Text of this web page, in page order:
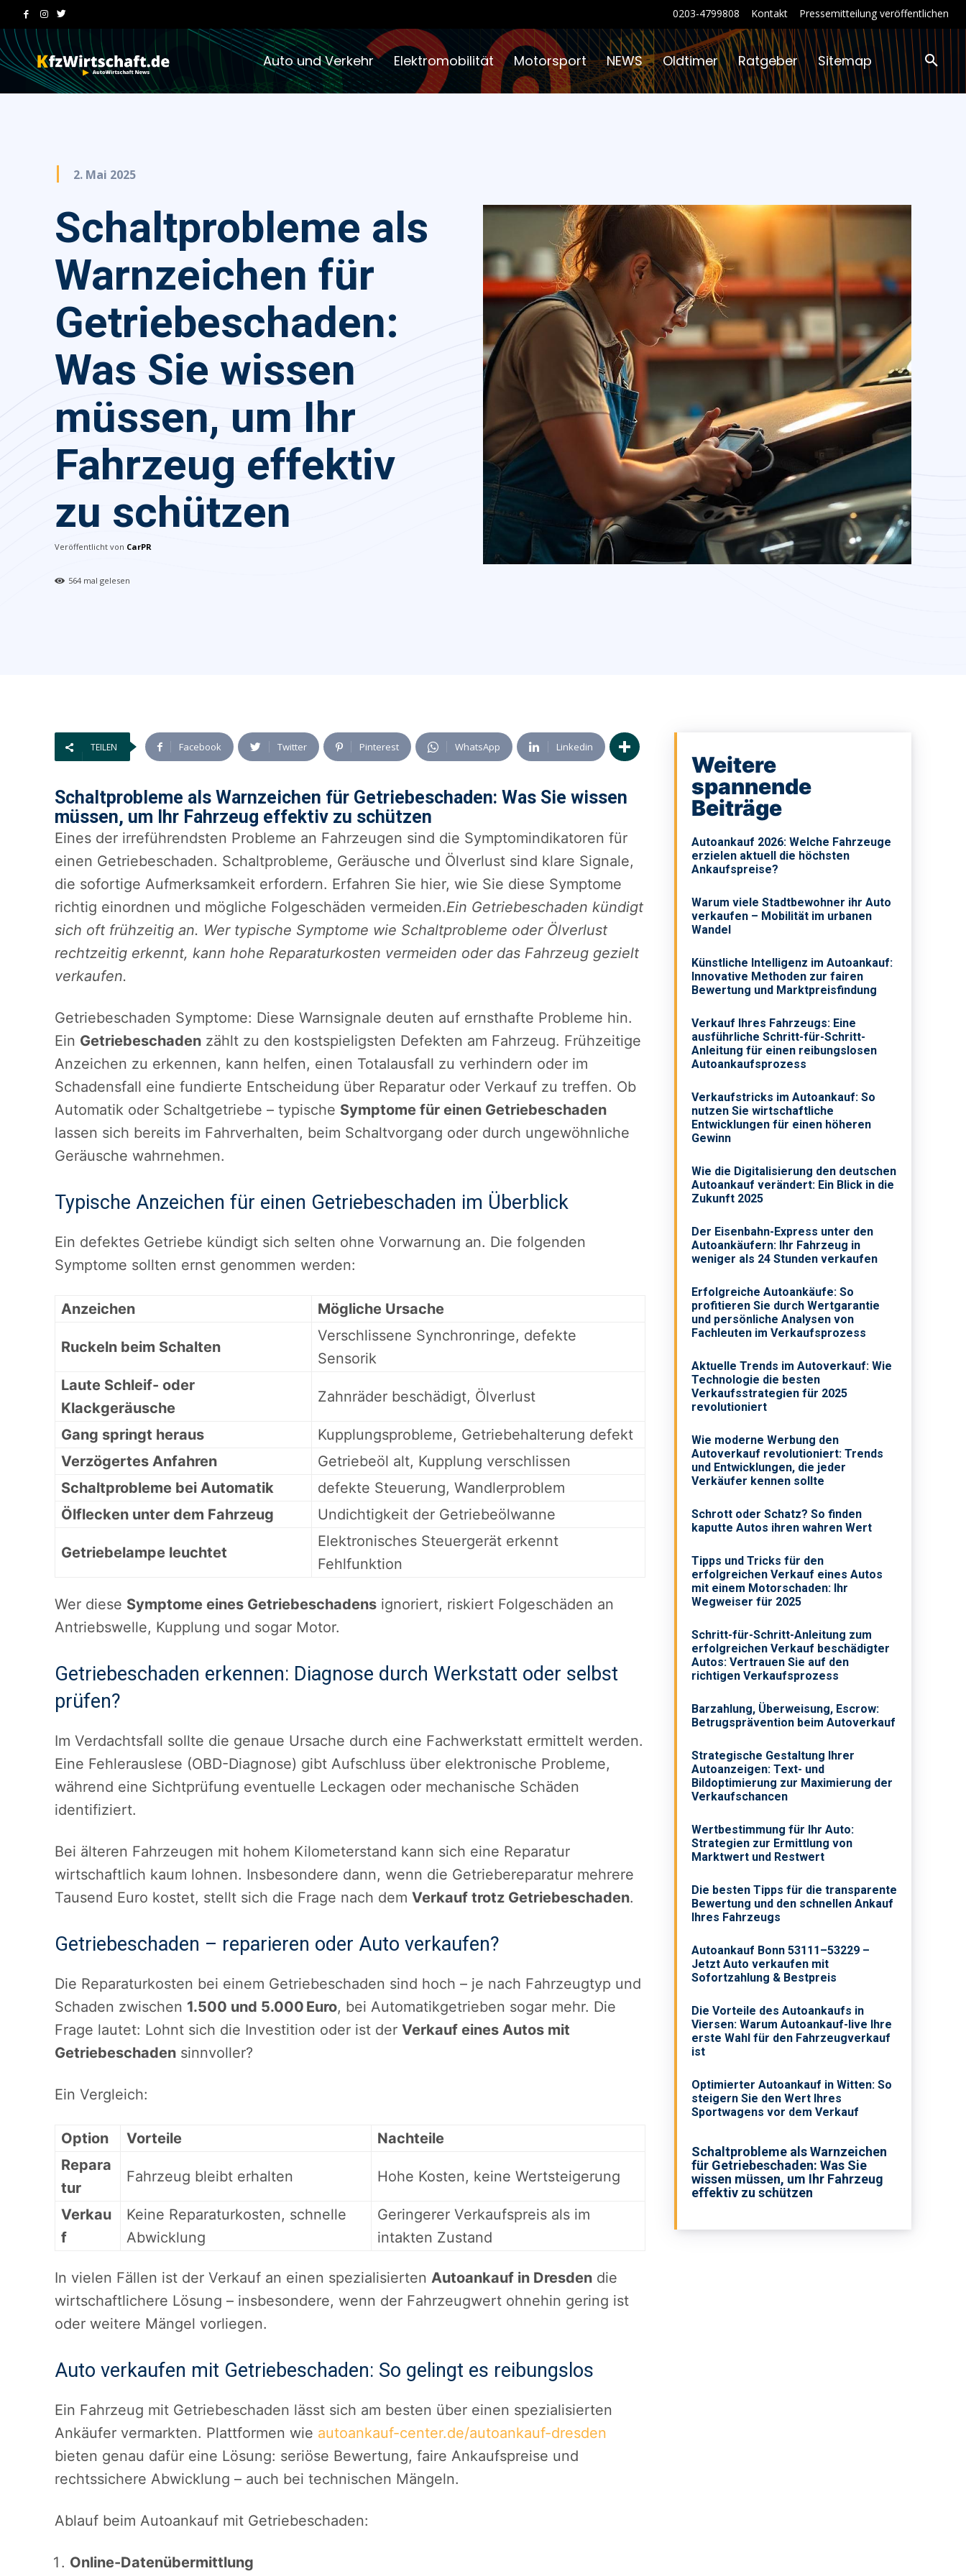
0203-4799808 Kontakt Pressemitteilung veröffentlichen
Auto und Verkehr Elektromobilität Motorsport NEWS Oldtimer Ratgeber Sitemap
2. Mai 2025
Schaltprobleme als
Warnzeichen für
Getriebeschaden:
Was Sie wissen
müssen, um Ihr
Fahrzeug effektiv
zu schützen
Veröffentlicht von CarPR
564 mal gelesen
TEILEN Facebook Twitter Pinterest WhatsApp Linkedin
Schaltprobleme als Warnzeichen für Getriebeschaden: Was Sie wissen
müssen, um Ihr Fahrzeug effektiv zu schützen
Eines der irreführendsten Probleme an Fahrzeugen sind die Symptomindikatoren für
einen Getriebeschaden. Schaltprobleme, Geräusche und Ölverlust sind klare Signale,
die sofortige Aufmerksamkeit erfordern. Erfahren Sie hier, wie Sie diese Symptome
richtig einordnen und mögliche Folgeschäden vermeiden.Ein Getriebeschaden kündigt
sich oft frühzeitig an. Wer typische Symptome wie Schaltprobleme oder Ölverlust
rechtzeitig erkennt, kann hohe Reparaturkosten vermeiden oder das Fahrzeug gezielt
verkaufen.
Getriebeschaden Symptome: Diese Warnsignale deuten auf ernsthafte Probleme hin.
Ein Getriebeschaden zählt zu den kostspieligsten Defekten am Fahrzeug. Frühzeitige
Anzeichen zu erkennen, kann helfen, einen Totalausfall zu verhindern oder im
Schadensfall eine fundierte Entscheidung über Reparatur oder Verkauf zu treffen. Ob
Automatik oder Schaltgetriebe – typische Symptome für einen Getriebeschaden
lassen sich bereits im Fahrverhalten, beim Schaltvorgang oder durch ungewöhnliche
Geräusche wahrnehmen.
Typische Anzeichen für einen Getriebeschaden im Überblick
Ein defektes Getriebe kündigt sich selten ohne Vorwarnung an. Die folgenden
Symptome sollten ernst genommen werden:
Anzeichen Mögliche Ursache
Ruckeln beim Schalten
Verschlissene Synchronringe, defekte
Sensorik
Laute Schleif- oder
Klackgeräusche
Zahnräder beschädigt, Ölverlust
Gang springt heraus
Kupplungsprobleme, Getriebehalterung defekt
Verzögertes Anfahren
Getriebeöl alt, Kupplung verschlissen
Schaltprobleme bei Automatik
defekte Steuerung, Wandlerproblem
Ölflecken unter dem Fahrzeug
Undichtigkeit der Getriebeölwanne
Getriebelampe leuchtet
Elektronisches Steuergerät erkennt
Fehlfunktion
Wer diese Symptome eines Getriebeschadens ignoriert, riskiert Folgeschäden an
Antriebswelle, Kupplung und sogar Motor.
Getriebeschaden erkennen: Diagnose durch Werkstatt oder selbst
prüfen?
Im Verdachtsfall sollte die genaue Ursache durch eine Fachwerkstatt ermittelt werden.
Eine Fehlerauslese (OBD-Diagnose) gibt Aufschluss über elektronische Probleme,
während eine Sichtprüfung eventuelle Leckagen oder mechanische Schäden
identifiziert.
Bei älteren Fahrzeugen mit hohem Kilometerstand kann sich eine Reparatur
wirtschaftlich kaum lohnen. Insbesondere dann, wenn die Getriebereparatur mehrere
Tausend Euro kostet, stellt sich die Frage nach dem Verkauf trotz Getriebeschaden.
Getriebeschaden – reparieren oder Auto verkaufen?
Die Reparaturkosten bei einem Getriebeschaden sind hoch – je nach Fahrzeugtyp und
Schaden zwischen 1.500 und 5.000 Euro, bei Automatikgetrieben sogar mehr. Die
Frage lautet: Lohnt sich die Investition oder ist der Verkauf eines Autos mit
Getriebeschaden sinnvoller?
Ein Vergleich:
Option Vorteile
Nachteile
Repara
tur
Fahrzeug bleibt erhalten Hohe Kosten, keine Wertsteigerung
Verkau
f
Keine Reparaturkosten, schnelle
Abwicklung
Geringerer Verkaufspreis als im
intakten Zustand
In vielen Fällen ist der Verkauf an einen spezialisierten Autoankauf in Dresden die
wirtschaftlichere Lösung – insbesondere, wenn der Fahrzeugwert ohnehin gering ist
oder weitere Mängel vorliegen.
Auto verkaufen mit Getriebeschaden: So gelingt es reibungslos
Ein Fahrzeug mit Getriebeschaden lässt sich am besten über einen spezialisierten
Ankäufer vermarkten. Plattformen wie autoankauf-center.de/autoankauf-dresden
bieten genau dafür eine Lösung: seriöse Bewertung, faire Ankaufspreise und
rechtssichere Abwicklung – auch bei technischen Mängeln.
Ablauf beim Autoankauf mit Getriebeschaden:
Online-Datenübermittlung
Weitere
spannende
Beiträge
Autoankauf 2026: Welche Fahrzeuge
erzielen aktuell die höchsten
Ankaufspreise?
Warum viele Stadtbewohner ihr Auto
verkaufen – Mobilität im urbanen
Wandel
Künstliche Intelligenz im Autoankauf:
Innovative Methoden zur fairen
Bewertung und Marktpreisfindung
Verkauf Ihres Fahrzeugs: Eine
ausführliche Schritt-für-Schritt-
Anleitung für einen reibungslosen
Autoankaufsprozess
Verkaufstricks im Autoankauf: So
nutzen Sie wirtschaftliche
Entwicklungen für einen höheren
Gewinn
Wie die Digitalisierung den deutschen
Autoankauf verändert: Ein Blick in die
Zukunft 2025
Der Eisenbahn-Express unter den
Autoankäufern: Ihr Fahrzeug in
weniger als 24 Stunden verkaufen
Erfolgreiche Autoankäufe: So
profitieren Sie durch Wertgarantie
und persönliche Analysen von
Fachleuten im Verkaufsprozess
Aktuelle Trends im Auto­verkauf: Wie
Technologie die besten
Verkaufsstrategien für 2025
revolutioniert
Wie moderne Werbung den
Autoverkauf revolutioniert: Trends
und Entwicklungen, die jeder
Verkäufer kennen sollte
Schrott oder Schatz? So finden
kaputte Autos ihren wahren Wert
Tipps und Tricks für den
erfolgreichen Verkauf eines Autos
mit einem Motorschaden: Ihr
Wegweiser für 2025
Schritt-für-Schritt-Anleitung zum
erfolgreichen Verkauf beschädigter
Autos: Vertrauen Sie auf den
richtigen Verkaufsprozess
Barzahlung, Überweisung, Escrow:
Betrugsprävention beim Autoverkauf
Strategische Gestaltung Ihrer
Autoanzeigen: Text- und
Bildoptimierung zur Maximierung der
Verkaufschancen
Wertbestimmung für Ihr Auto:
Strategien zur Ermittlung von
Marktwert und Restwert
Die besten Tipps für die transparente
Bewertung und den schnellen Ankauf
Ihres Fahrzeugs
Autoankauf Bonn 53111–53229 –
Jetzt Auto verkaufen mit
Sofortzahlung & Bestpreis
Die Vorteile des Autoankaufs in
Viersen: Warum Autoankauf-live Ihre
erste Wahl für den Fahrzeugverkauf
ist
Optimierter Autoankauf in Witten: So
steigern Sie den Wert Ihres
Sportwagens vor dem Verkauf
Schaltprobleme als Warnzeichen
für Getriebeschaden: Was Sie
wissen müssen, um Ihr Fahrzeug
effektiv zu schützen